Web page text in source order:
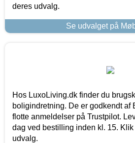
deres udvalg.
Se udvalget på
Hos LuxoLiving.dk finder du
boligindretning. De er godkendt af
flotte anmeldelser på Trustpilot.
dag ved bestilling inden kl. 15.
udvalg.